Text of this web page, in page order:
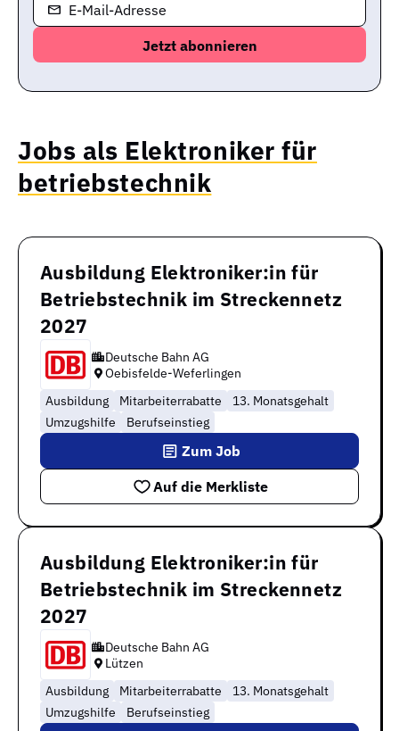
E-Mail-Adresse
Jobs als Elektroniker für
betriebstechnik
Ausbildung Elektroniker:in für
Betriebstechnik im Streckennetz
2027
Deutsche Bahn AG
Oebisfelde-Weferlingen
Ausbildung
Mitarbeiterrabatte
13. Monatsgehalt
Umzugshilfe
Berufseinstieg
Auf die Merkliste
Zum Job
Ausbildung Elektroniker:in für
Betriebstechnik im Streckennetz
2027
Deutsche Bahn AG
Lützen
Ausbildung
Mitarbeiterrabatte
13. Monatsgehalt
Umzugshilfe
Berufseinstieg